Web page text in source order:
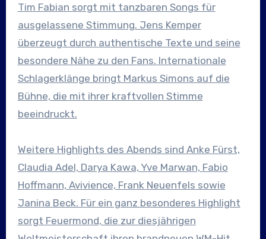
Tim Fabian sorgt mit tanzbaren Songs für
ausgelassene Stimmung. Jens Kemper
überzeugt durch authentische Texte und seine
besondere Nähe zu den Fans. Internationale
Schlagerklänge bringt Markus Simons auf die
Bühne, die mit ihrer kraftvollen Stimme
beeindruckt.
Weitere Highlights des Abends sind Anke Fürst,
Claudia Adel, Darya Kawa, Yve Marwan, Fabio
Hoffmann, Avivience, Frank Neuenfels sowie
Janina Beck. Für ein ganz besonderes Highlight
sorgt Feuermond, die zur diesjährigen